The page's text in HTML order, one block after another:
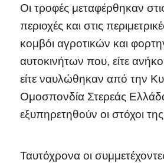
Οι τροφές μεταφέρθηκαν
περιοχές και στις
κομβόι αγροτικών και
αυτοκινήτων που, είτε
είτε ναυλώθηκαν από την
Ομοσπονδία Στερεάς
εξυπηρετηθούν οι στόχοι
Ταυτόχρονα οι